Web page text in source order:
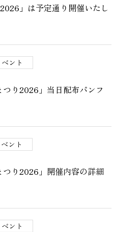
」は予定通り開催いたし
ベント
り2026」当日配布パンフ
ント
り2026」開催内容の詳細
ベント